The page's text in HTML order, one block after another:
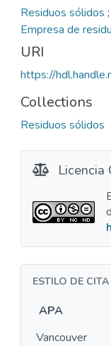
Residuos sólidos ;
Empresa de
URI
https://
Collections
Residuos sólidos
Licencia
ESTILO DE CITA
APA
Vancouver